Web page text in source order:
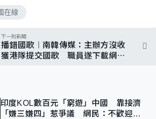
在線
下一則新聞
播錯國歌︱南韓傳媒：主辦方沒收
獲港隊提交國歌 職員遂下載網上
印度KOL數百元「窮遊」中國 靠接濟
「嫌三嫌四」惹爭議 網民：不歡迎劣